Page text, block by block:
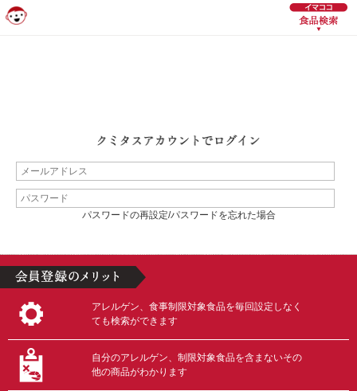
パスワードの再設定/パスワードを忘れた場合
アレルゲン、食事制限対象食品を毎回設定しなく
ても検索ができます
自分のアレルゲン、制限対象食品を含まないその
他の商品がわかります